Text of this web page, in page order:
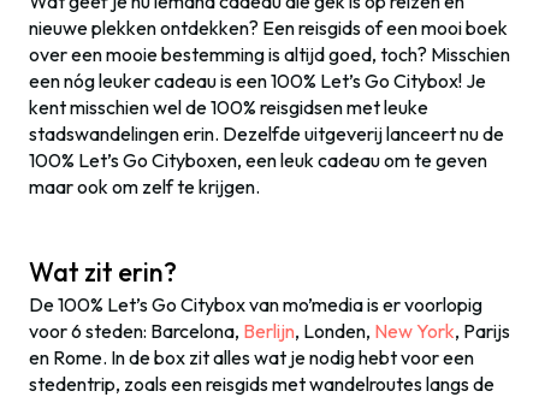
nieuwe plekken ontdekken? Een reisgids of een mooi boek
over een mooie bestemming is altijd goed, toch? Misschien
een nóg leuker cadeau is een 100% Let’s Go Citybox! Je
kent misschien wel de 100% reisgidsen met leuke
stadswandelingen erin. Dezelfde uitgeverij lanceert nu de
100% Let’s Go Cityboxen, een leuk cadeau om te geven
maar ook om zelf te krijgen.
Wat zit erin?
De 100% Let’s Go Citybox van mo’media is er voorlopig
voor 6 steden: Barcelona, Berlijn, Londen, New York, Parijs
en Rome. In de box zit alles wat je nodig hebt voor een
stedentrip, zoals een reisgids met wandelroutes langs de